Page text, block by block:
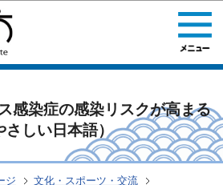
ページの本文へ移動
感染症の感染リスクが高まる
さしい日本語）
ジ
文化・スポーツ・交流